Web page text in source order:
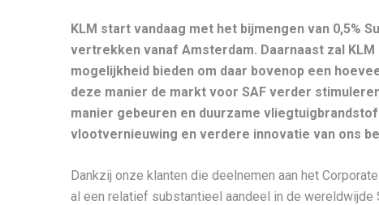
KLM start vandaag met het bijmengen van 0,5%
vertrekken vanaf Amsterdam. Daarnaast zal
mogelijkheid bieden om daar bovenop een
deze manier de markt voor SAF verder
manier gebeuren en duurzame
vlootvernieuwing en verdere innovatie van ons
Dankzij onze klanten die deelnemen aan het
al een relatief substantieel aandeel in de wereldwijde